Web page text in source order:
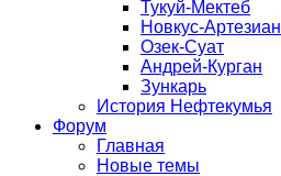
Тукуй-Мектеб
Новкус-Артезиан
Озек-Суат
Андрей-Курган
Зункарь
История Нефтекумья
Форум
Главная
Новые темы